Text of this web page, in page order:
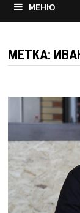
МЕНЮ
МЕТКА: